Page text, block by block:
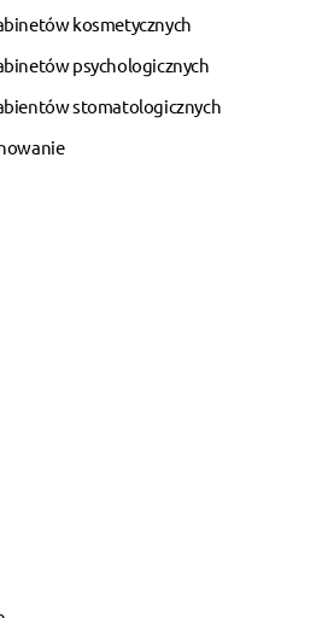
kosmetycznych
psychologicznych
stomatologicznych